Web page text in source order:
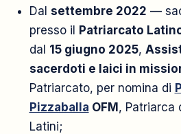
Dal settembre 2022 —
presso il Patriarcato
dal 15 giugno 2025,
sacerdoti e laici in
Patriarcato, per nomina di
Pizzaballa OFM, Patriarca
Latini;